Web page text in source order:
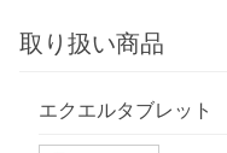
取り扱い商品
エクエルタブレット